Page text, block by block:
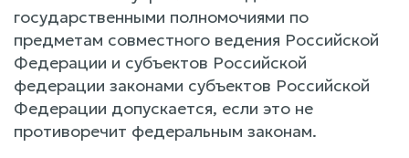
государственными полномочиями по
предметам совместного ведения Российской
Федерации и субъектов Российской
федерации законами субъектов Российской
Федерации допускается, если это не
противоречит федеральным законам.